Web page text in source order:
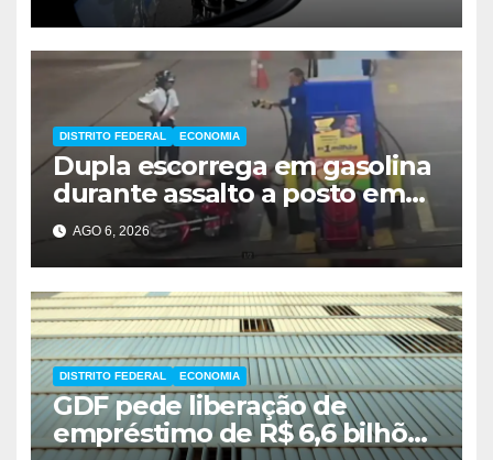
DISTRITO FEDERAL ECONOMIA
Dupla escorrega em gasolina
durante assalto a posto em
Ceilândia
AGO 6, 2026
DISTRITO FEDERAL ECONOMIA
GDF pede liberação de
empréstimo de R$ 6,6 bilhões